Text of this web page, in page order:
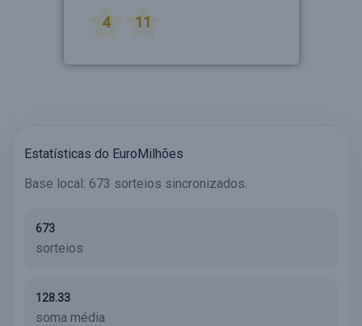
4 11
Estatísticas do EuroMilhões
Base local: 673 sorteios sincronizados.
673
sorteios
128.33
soma média